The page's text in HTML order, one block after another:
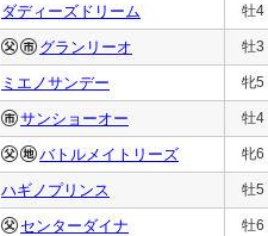
ダディーズドリーム 牡4
グランリーオ 牡3
ミエノサンデー 牝5
サンショーオー 牡4
バトルメイトリーズ 牝6
ハギノプリンス 牡5
センターダイナ 牡6